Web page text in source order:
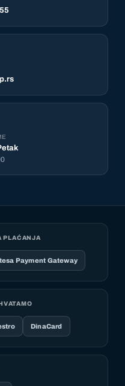
PLAĆANJA
Payment Gateway
DinaCard